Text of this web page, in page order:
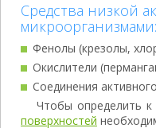
Средства низкой
микроорганизмами:
Фенолы (крезолы,
Окислители
Соединения
Чтобы определить
поверхностей